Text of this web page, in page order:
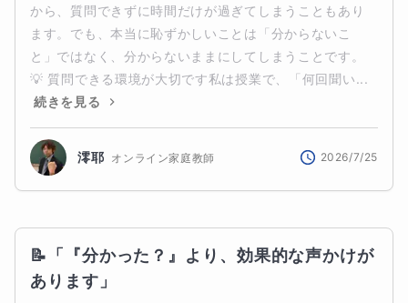
から、質問できずに時間だけが過ぎてしまうこともあり
ます。でも、本当に恥ずかしいことは「分からないこ
と」ではなく、分からないままにしてしまうことです。
💡 質問できる環境が大切です私は授業で、「何回聞い...
続きを見る
澪耶 オンライン家庭教師 2026/7/25
📝「『分かった？』より、効果的な声かけが
あります」